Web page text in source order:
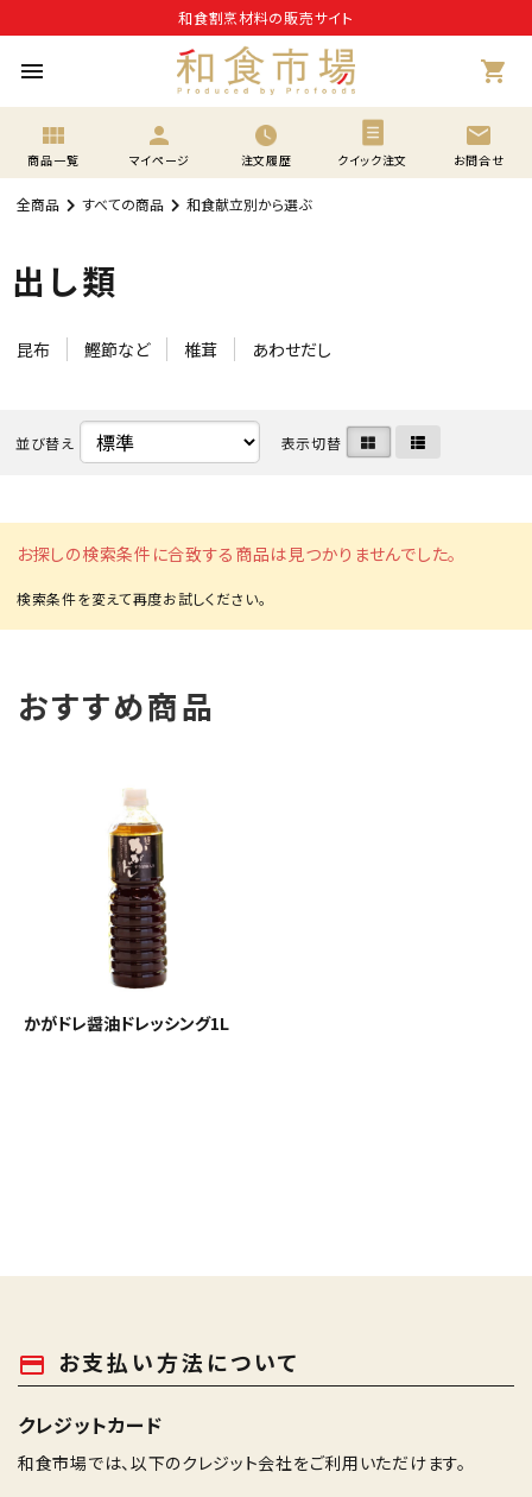
和食割烹材料の販売サイト
menu shopping_cart
view_module
商品一覧
person
マイページ 注文履歴 クイック注文
mail
お問合せ
全商品 すべての商品 和食献立別から選ぶ
出し類
昆布 鰹節など 椎茸 あわせだし
並び替え 表示切替
お探しの検索条件に合致する商品は見つかりませんでした。
おすすめ商品
かがドレ醤油ドレッシング1L
payment お支払い方法について
クレジットカード
和食市場では、以下のクレジット会社をご利用いただけます。